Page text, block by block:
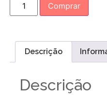
Comprar
Descrição
Descrição